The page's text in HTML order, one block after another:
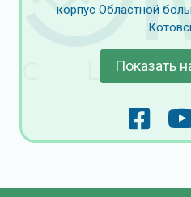
корпус Областной
Показать